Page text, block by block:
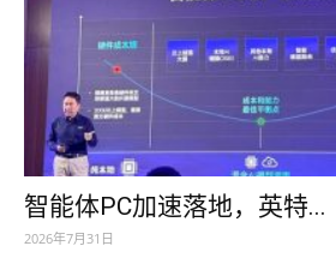
智能体PC加速落地，英特...
2026年7月31日